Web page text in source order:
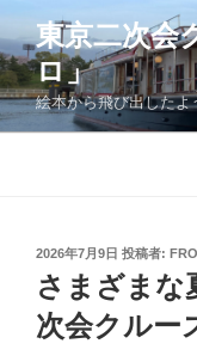
ン
テ
ン
ツ
東京二次会
ロ」
絵本から飛び出したよ
投
稿
日:
2026年7月9日 投稿者:
さまざまな
次会クルー